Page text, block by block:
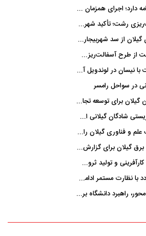
شب‌های عمرانی رشت ادامه دارد؛ اجرای همزمان آسفالت‌ریزی در پنج منطقه شهری
نظارت بامدادی بر آسفالت‌ریزی رشت؛ تأکید شهردار و بازرس کل بر کیفیت اجرای پروژه‌ها
بازدید معاون آب منطقه‌ای گیلان از سد شهربیجار برای تداوم تأمین آب شرب استان
بازدید بامدادی شهردار رشت از طرح آسفالت‌ریزی گسترده در مناطق پنج‌گانه
تصادف مرگبار موتورسیکلت با نیسان در لوندویل آستارا/ انتقال مصدوم با اورژانس هوایی به رشت
ظرفیت ۵۰۰ هزار مرزنشین گیلان برای توسعه تجارت فعال می‌شود
یکی از شهدای حادثه تروریستی شادگان گیلانی است/ شهادت «سینا سیاه‌ نژاد» در درگیری با اشرار مسلح
آکادمی منتورشیپ در پارک علم و فناوری گیلان راه‌اندازی شد
پاداش ۳۰۰ میلیونی توزیع برق گیلان برای گزارش ماینرهای غیرمجاز
مهارت‌آموزی موتور محرک کارآفرینی و تولید ثروت است
شوقی: بهسازی معابر پرتردد با نظارت مستمر ادامه دارد
توسعه آموزش‌های مهارت‌محور، راهبرد دانشگاه برای تربیت نیروی متخصص است